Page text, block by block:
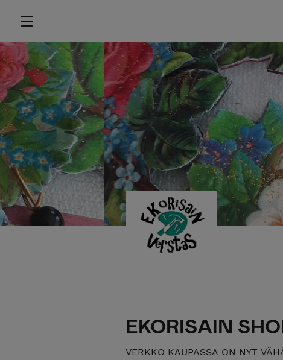
EKORISAIN
VERKKO KAUPASSA ON NYT